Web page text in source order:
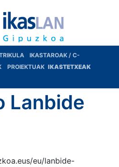
IKASTAROAK / C-
PROIEKTUAK IKASTETXEAK
Lanbide
eu/lanbide-